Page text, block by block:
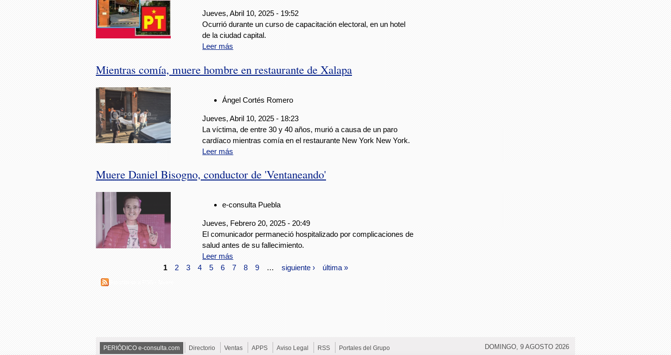
Jueves, Abril 10, 2025 - 19:52
Ocurrió durante un curso de capacitación electoral, en un hotel
de la ciudad capital.
Leer más
Mientras comía, muere hombre en restaurante de Xalapa
Ángel Cortés Romero
Jueves, Abril 10, 2025 - 18:23
La víctima, de entre 30 y 40 años, murió a causa de un paro
cardíaco mientras comía en el restaurante New York New York.
Leer más
Muere Daniel Bisogno, conductor de 'Ventaneando'
e-consulta Puebla
Jueves, Febrero 20, 2025 - 20:49
El comunicador permaneció hospitalizado por complicaciones de
salud antes de su fallecimiento.
Leer más
1
2 3 4 5 6 7 8 9 siguiente › última »
PERIÓDICO e-consulta.com Directorio Ventas APPS Aviso Legal RSS Portales del Grupo DOMINGO, 9 AGOSTO 2026